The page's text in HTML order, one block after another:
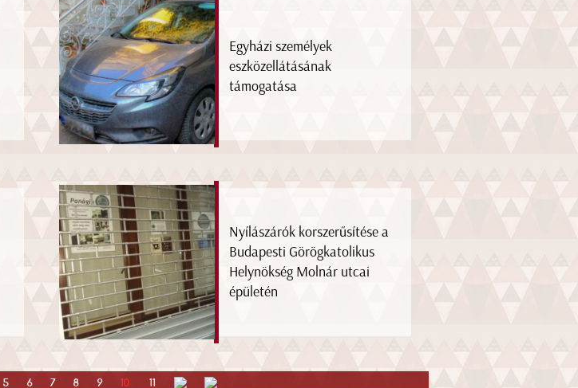
Egyházi személyek
eszközellátásának
támogatása
Nyílászárók korszerűsítése a
Budapesti Görögkatolikus
Helynökség Molnár utcai
épületén
5 6 7 8 9 10 11